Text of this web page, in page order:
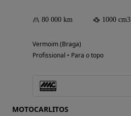
80 000 km 1000 cm3
Vermoim (Braga)
Profissional • Para o topo
MOTOCARLITOS